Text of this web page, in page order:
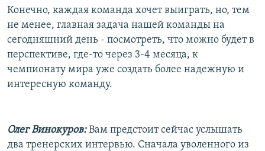
Конечно, каждая команда хочет выиграть, но, тем
не менее, главная задача нашей команды на
сегодняшний день - посмотреть, что можно будет в
перспективе, где-то через 3-4 месяца, к
чемпионату мира уже создать более надежную и
интересную команду.
Олег Винокуров:Вам предстоит сейчас услышать
два тренерских интервью. Сначала уволенного из